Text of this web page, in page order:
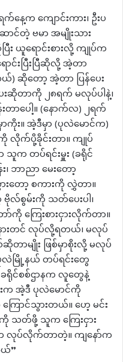
နေ့က ကျောင်းကား၊ ဦးပ
ာင်တဲ့ ဗမာ အမျိုးသား
း ယူရောင်းစားလို့ ကျုပ်က
ာင်းပြီးပြီဆိုလို့ အဲ့တာ
ဆိုတော့ အဲ့တာ ပြန်ပေး
းဆိုတာကို ၂၈ရက် မလုပ်ပါနဲ့၊
းတာပေါ့။ (နောက်လ) ၂ရက်
ကိုး။ အဲ့ဒီမှာ (ပုလဲမောင်က)
လိုက်ပို့ခိုင်းတာ။ ကျုပ်
က တပ်ရင်းမှူး (ခရိုင်
ဘာညာ မေးတော့
တော့ စကားကို လွှဲတာ။
လ်စွမ်းကို သတ်ပေးပါ၊
ကို ကြေးစားငှားလိုက်တာ။
ားတင် လုပ်လို့ရတယ်၊ မလုပ်
ာမျိုး ဖြစ်မှာစိုးလို့ မလုပ်
လဲမြို့နယ် တပ်ရင်းတွေ
ရိုင်စစ်ဌာနက လူတွေနဲ့
က အဲ့ဒီ ပုလဲမောင်ကို
ောင်သွားတယ်။ ဟေ့ မင်း
သတ်ဖို့ သူက ကြေးငှား
လုပ်လိုက်တာတဲ့။ ကျနော်က
”